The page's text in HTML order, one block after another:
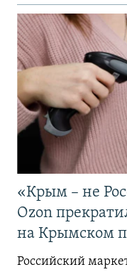
«Крым – не
Ozon
на Крымском
Российский